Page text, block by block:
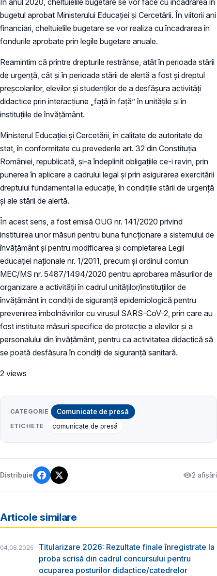
bugetul aprobat Ministerului Educației și Cercetării. În viitorii ani
financiari, cheltuielile bugetare se vor realiza cu încadrarea în
fondurile aprobate prin legile bugetare anuale.
Reamintim că printre drepturile restrânse, atât în perioada stării
de urgență, cât și în perioada stării de alertă a fost și dreptul
preșcolarilor, elevilor și studenților de a desfășura activități
didactice prin interacțiune „față în față” în unitățile și în
instituțiile de învățământ.
Ministerul Educației și Cercetării, în calitate de autoritate de
stat, în conformitate cu prevederile art. 32 din Constituția
României, republicată, și-a îndeplinit obligațiile ce-i revin, prin
punerea în aplicare a cadrului legal și prin asigurarea exercitării
dreptului fundamental la educație, în condițiile stării de urgență
și ale stării de alertă.
În acest sens, a fost emisă OUG nr. 141/2020 privind
instituirea unor măsuri pentru buna funcționare a sistemului de
învățământ și pentru modificarea și completarea Legii
educației naționale nr. 1/2011, precum și ordinul comun
MEC/MS nr. 5487/1494/2020 pentru aprobarea măsurilor de
organizare a activității în cadrul unităților/instituțiilor de
învățământ în condiții de siguranță epidemiologică pentru
prevenirea îmbolnăvirilor cu virusul SARS-CoV-2, prin care au
fost instituite măsuri specifice de protecție a elevilor și a
personalului din învățământ, pentru ca activitatea didactică să
se poată desfășura în condiții de siguranță sanitară.
2 views
CATEGORIE Comunicate de presă
ETICHETE comunicate de presă
Distribuie 2 afișări
Articole similare
04.08.2026
Titularizare 2026: Rezultate finale înregistrate la
proba scrisă din cadrul concursului pentru
ocuparea posturilor didactice/catedrelor